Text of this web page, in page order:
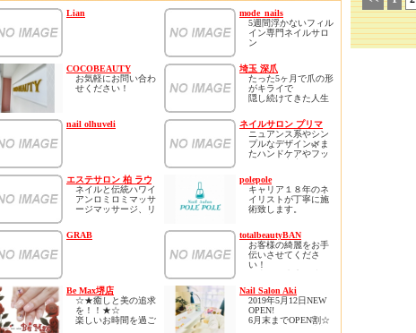
Lian
mode_nails
5週間浮かないフィル
イン専門ネイルサロ
ン
✧あなたの爪を痛
む・薄くなるから解
放します
✧縦長爪美爪に育て
ます
完備でお子様も安心
COCOBEAUTY
お気軽にお問い合わ
せください！
ます！
埼玉 深爪
たった5ヶ月で爪の形
がキライで
隠し続けてきた人生
見せずにはいられな
い程
美しい指先に生まれ
変わるサロン
nail olhuveli
ネイルサロン プリマ
ニュアンス系やシン
プルなデザイン🌿ま
たハンドケアやフッ
に合ったお手入れを
ご提案させて頂きま
す❤️完全個室の
privateな空間でゆっ
い♩
▫︎駐車場1台有り🚗
お車、自転車、バイ
ク等でお越しの場合
駐車場ご案内します
のでお教えくださ
い。
エステサロン 柏 ラウレアオハナ
ネイルと伝統ハワイ
アンロミロミマッサ
ージマッサージ、リ
ウレアオハナ」
さい
ストレス社会に生き
ているあなた リゾ
ートサロンで贅沢な
時間を心ゆくまでご
polepole
キャリア１８年のネ
イリストが丁寧に施
術致します。
ンにも対応。
ヘアサロン併設なの
で同時にヘアメニュ
ーもご利用いただけ
GRAB
totalbeautyBAN
お客様の綺麗をお手
伝いさせてくださ
い！
Be Max堺店
☆★癒しと美の追求
を！！★☆
楽しいお時間を過ご
Nail Salon Aki
2019年5月12日NEW
OPEN!
6月末までOPEN割☆